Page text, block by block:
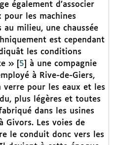
également d’associer
les machines
milieu, une chaussée
est cependant
les conditions
»[ 5
à une compagnie
à Rive-de-Giers,
pour les eaux et les
plus légères et toutes
dans les usines
Givors. Les voies de
le conduit donc vers les